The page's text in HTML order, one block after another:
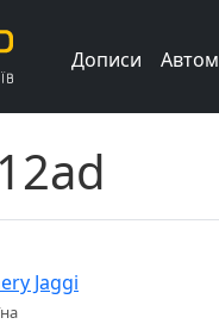
Дописи
Jaggi